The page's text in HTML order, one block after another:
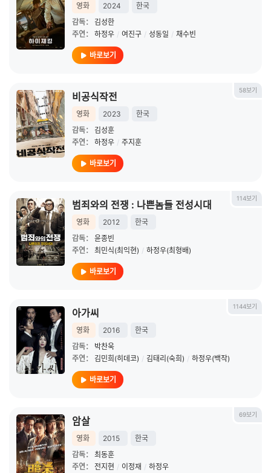
영화 2024
한국
감독：
김성한
주연：
하정우 / 여진구 / 성동일 / 채수빈
바로보기
58보기
비공식작전
영화 2023
한국
감독：
김성훈
주연：
하정우 / 주지훈
바로보기
114보기
범죄와의 전쟁 : 나쁜놈들 전성시대
영화 2012
한국
감독：
윤종빈
주연：
최민식(최익현) / 하정우(최형배)
바로보기
1144보기
아가씨
영화 2016
한국
감독：
박찬욱
주연：
김민희(히데코) / 김태리(숙희) / 하정우(백작)
바로보기
69보기
암살
영화 2015
한국
감독：
최동훈
주연：
전지현 / 이정재 / 하정우